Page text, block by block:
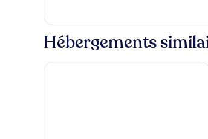
avec
lits
le
type
de
Chambre
Hébergements
Costa Bitezhan Hotel